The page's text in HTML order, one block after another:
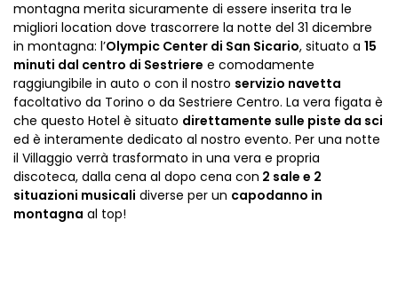
montagna merita sicuramente di essere inserita tra le
migliori location dove trascorrere la notte del 31 dicembre
in montagna: l’Olympic Center di San Sicario, situato a 15
minuti dal centro di Sestriere e comodamente
raggiungibile in auto o con il nostro servizio navetta
facoltativo da Torino o da Sestriere Centro. La vera figata è
che questo Hotel è situato direttamente sulle piste da sci
ed è interamente dedicato al nostro evento. Per una notte
il Villaggio verrà trasformato in una vera e propria
discoteca, dalla cena al dopo cena con 2 sale e 2
situazioni musicali diverse per un capodanno in
montagna al top!